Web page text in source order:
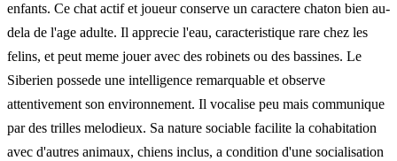
enfants. Ce chat actif et joueur conserve un caractere chaton bien au-
dela de l'age adulte. Il apprecie l'eau, caracteristique rare chez les
felins, et peut meme jouer avec des robinets ou des bassines. Le
Siberien possede une intelligence remarquable et observe
attentivement son environnement. Il vocalise peu mais communique
par des trilles melodieux. Sa nature sociable facilite la cohabitation
avec d'autres animaux, chiens inclus, a condition d'une socialisation